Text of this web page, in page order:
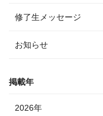
修了生メッセージ
お知らせ
掲載年
2026年